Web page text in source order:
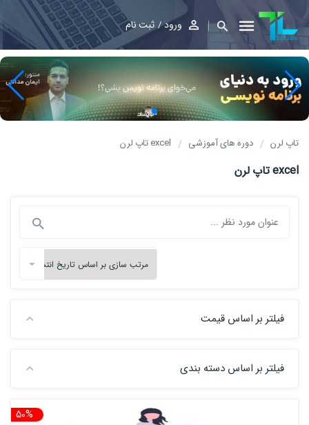
ورود ثبت نام
تاپ لرن دوره های آموزشی excel تاپ لرن
excel تاپ لرن
فیلتر بر اساس قیمت
فیلتر بر اساس دسته بندی
50%